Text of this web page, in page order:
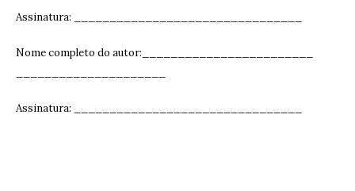
Assinatura: ______________________________
Nome completo do autor:________________________
Assinatura: ______________________________